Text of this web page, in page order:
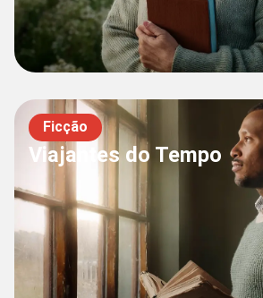
Viajantes do Tempo
Ficção